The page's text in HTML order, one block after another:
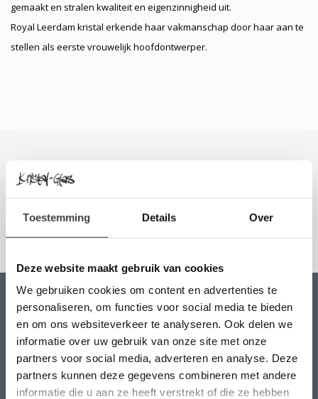
Toestemming Details Over
Deze website maakt gebruik van cookies
We gebruiken cookies om content en advertenties te
personaliseren, om functies voor social media te bieden
en om ons websiteverkeer te analyseren. Ook delen we
informatie over uw gebruik van onze site met onze
partners voor social media, adverteren en analyse. Deze
partners kunnen deze gegevens combineren met andere
informatie die u aan ze heeft verstrekt of die ze hebben
gemaakt en stralen kwaliteit en eigenzinnigheid uit.
Royal Leerdam kristal erkende haar vakmanschap door haar aan te
stellen als eerste vrouwelijk hoofdontwerper.
Abonneer
Kristal-Glas Leerdam
Kristal-Glas is de online Glas & Kristalwinkel voor al uw
Leerdamse Glaskunst en Kristal. Daarnaast kunt u ons
bezoeken in onze galerie te Leerdam. U bent van harte welkom!